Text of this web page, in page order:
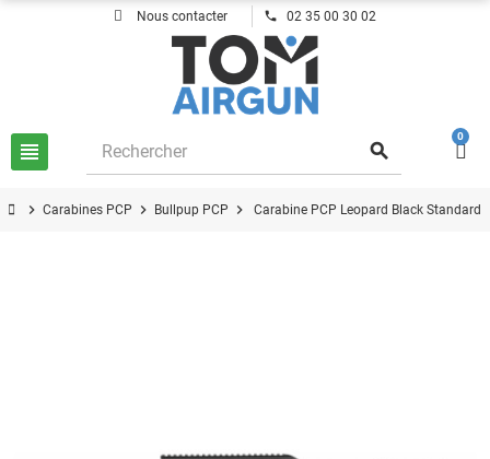
Nous contacter phone 02 35 00 30 02
view_headline search
0
chevron_right Carabines PCP chevron_right Bullpup PCP chevron_right Carabine PCP Leopard Black Standard